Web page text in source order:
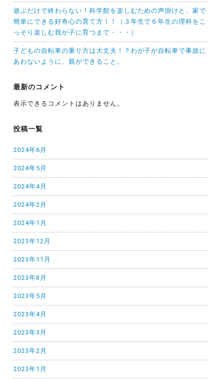
遊ぶだけで終わらない！科学館を楽しむための声掛けと、家で
簡単にできる好奇心の育て方！！（３年生で６年生の理科をこ
っそり楽しむ我が子に育つまで・・・）
子どもの自転車の乗り方は大丈夫！？わが子が自転車で事故に
あわないように、親ができること。
最新のコメント
表示できるコメントはありません。
投稿一覧
2024年6月
2024年5月
2024年4月
2024年2月
2024年1月
2023年12月
2023年11月
2023年8月
2023年5月
2023年4月
2023年3月
2023年2月
2023年1月